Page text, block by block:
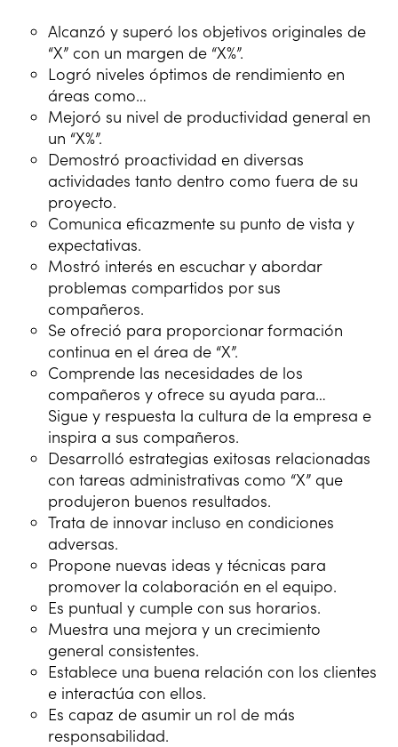
Alcanzó y superó los objetivos originales de
“X” con un margen de “X%”.
Logró niveles óptimos de rendimiento en
áreas como…
Mejoró su nivel de productividad general en
un “X%”.
Demostró proactividad en diversas
actividades tanto dentro como fuera de su
proyecto.
Comunica eficazmente su punto de vista y
expectativas.
Mostró interés en escuchar y abordar
problemas compartidos por sus
compañeros.
Se ofreció para proporcionar formación
continua en el área de “X”.
Comprende las necesidades de los
compañeros y ofrece su ayuda para…
Sigue y respuesta la cultura de la empresa e
inspira a sus compañeros.
Desarrolló estrategias exitosas relacionadas
con tareas administrativas como “X” que
produjeron buenos resultados.
Trata de innovar incluso en condiciones
adversas.
Propone nuevas ideas y técnicas para
promover la colaboración en el equipo.
Es puntual y cumple con sus horarios.
Muestra una mejora y un crecimiento
general consistentes.
Establece una buena relación con los clientes
e interactúa con ellos.
Es capaz de asumir un rol de más
responsabilidad.